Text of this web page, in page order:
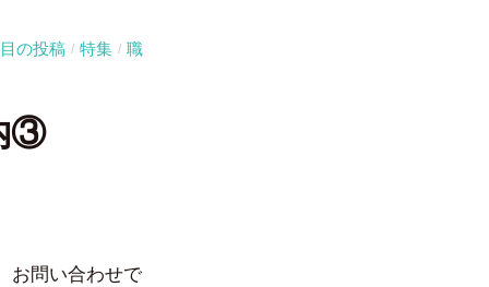
の投稿 / 特集 / 職
③
お問い合わせで